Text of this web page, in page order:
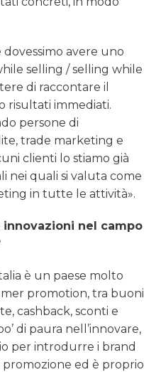
dovessimo avere uno
selling / selling while
di raccontare il
risultati immediati.
persone di
trade marketing e
clienti lo stiamo già
nei quali si valuta come
in tutte le attività».
nel campo
è un paese molto
promotion, tra buoni
cashback, sconti e
di paura nell’innovare,
per introdurre i brand
ed è proprio